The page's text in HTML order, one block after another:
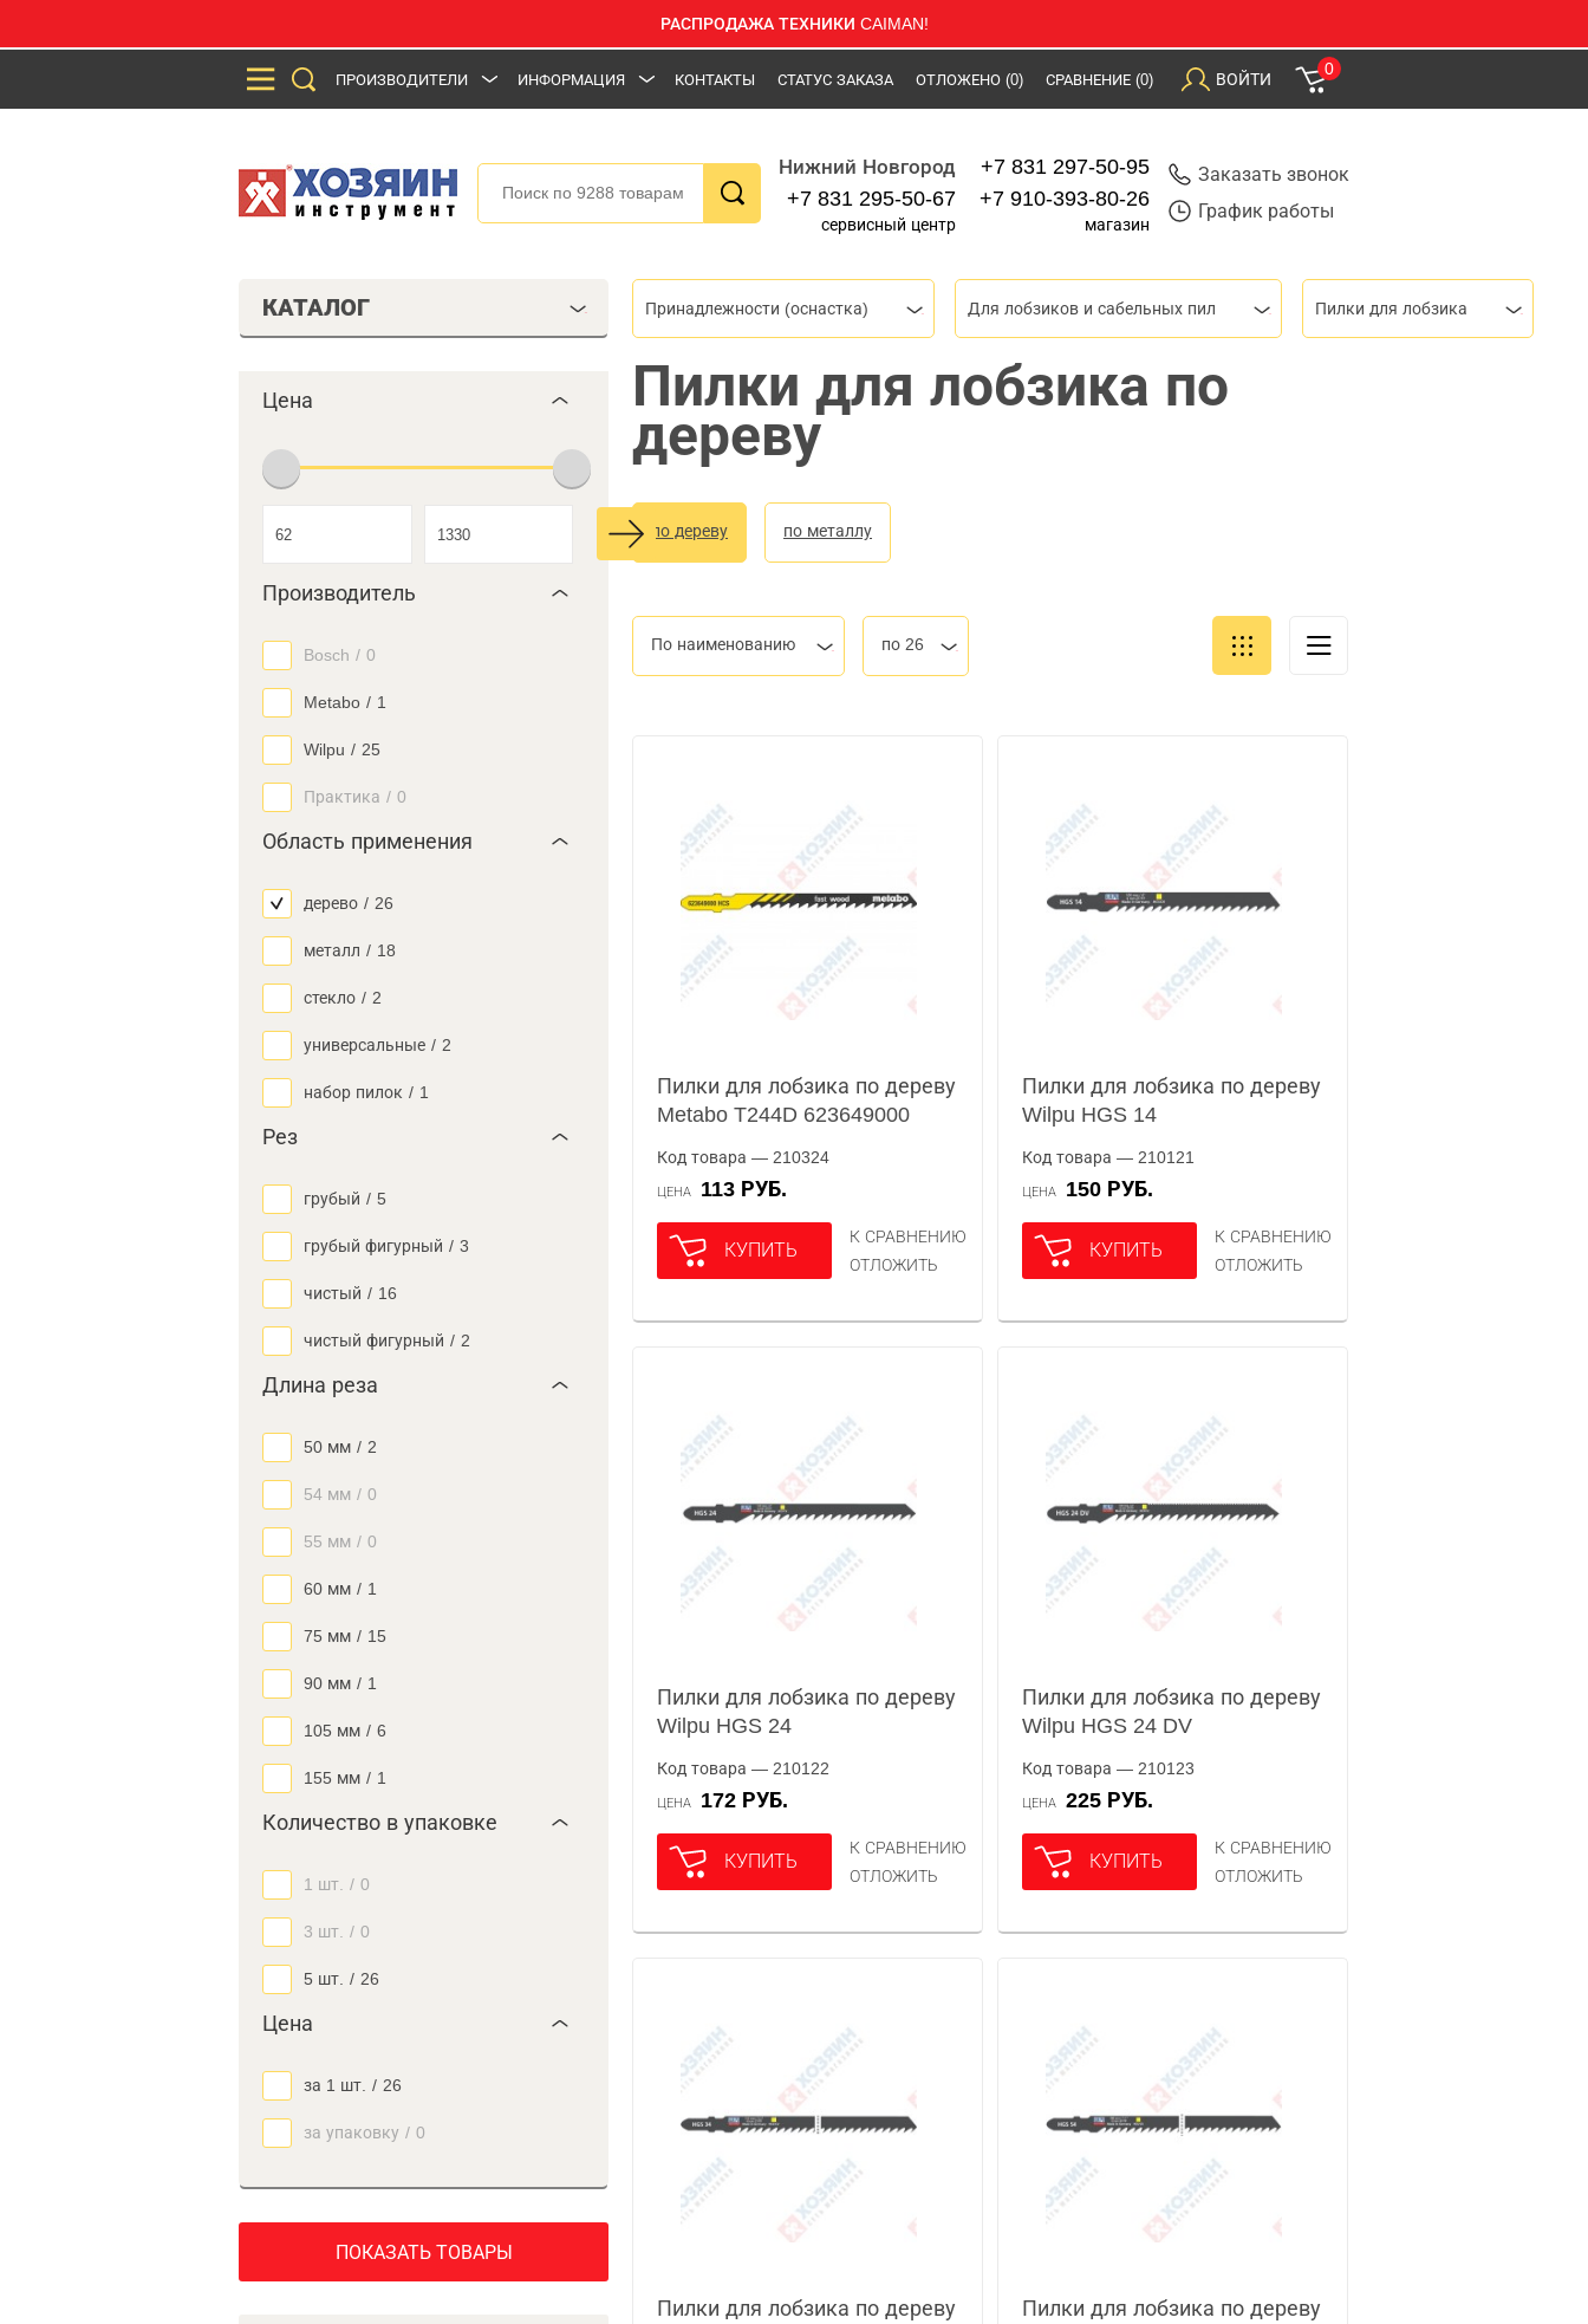
РАСПРОДАЖА ТЕХНИКИ CAIMAN!
ПРОИЗВОДИТЕЛИ ИНФОРМАЦИЯ КОНТАКТЫ СТАТУС ЗАКАЗА ОТЛОЖЕНО (0) СРАВНЕНИЕ (0) ВОЙТИ
0
Нижний Новгород
+7 831 295-50-67
сервисный центр
+7 831 297-50-95
+7 910-393-80-26
магазин
Заказать звонок
График работы
КАТАЛОГ
Цена
Производитель
Bosch / 0
Metabo / 1
Wilpu / 25
Практика / 0
Область применения
дерево / 26
металл / 18
стекло / 2
универсальные / 2
набор пилок / 1
Рез
грубый / 5
грубый фигурный / 3
чистый / 16
чистый фигурный / 2
Длина реза
50 мм / 2
54 мм / 0
55 мм / 0
60 мм / 1
75 мм / 15
90 мм / 1
105 мм / 6
155 мм / 1
Количество в упаковке
1 шт. / 0
3 шт. / 0
5 шт. / 26
Цена
за 1 шт. / 26
за упаковку / 0
ПОКАЗАТЬ ТОВАРЫ
Принадлежности (оснастка) Для лобзиков и сабельных пил Пилки для лобзика
Пилки для лобзика по
дереву
по дереву по металлу
По наименованию по 26
Пилки для лобзика по дереву
Metabo T244D 623649000
Код товара — 210324
ЦЕНА 113 РУБ.
КУПИТЬ
К СРАВНЕНИЮ
ОТЛОЖИТЬ
Пилки для лобзика по дереву
Wilpu HGS 14
Код товара — 210121
ЦЕНА 150 РУБ.
КУПИТЬ
К СРАВНЕНИЮ
ОТЛОЖИТЬ
Пилки для лобзика по дереву
Wilpu HGS 24
Код товара — 210122
ЦЕНА 172 РУБ.
КУПИТЬ
К СРАВНЕНИЮ
ОТЛОЖИТЬ
Пилки для лобзика по дереву
Wilpu HGS 24 DV
Код товара — 210123
ЦЕНА 225 РУБ.
КУПИТЬ
К СРАВНЕНИЮ
ОТЛОЖИТЬ
Пилки для лобзика по дереву
Пилки для лобзика по дереву